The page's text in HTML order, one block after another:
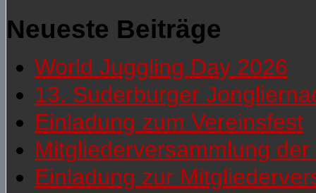
Neueste Beiträge
World Juggling Day 2026
13. Suderburger
Einladung zum Vereinsfest
Mitgliederversammlung
Einladung zur